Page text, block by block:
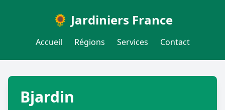
🌻 Jardiniers France
Accueil Régions Services Contact
Bjardin